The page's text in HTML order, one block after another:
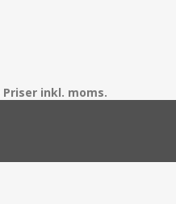
Priser inkl. moms.